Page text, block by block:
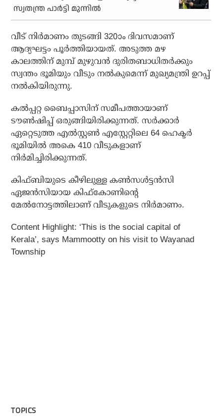
സ്വതന്ത്ര പാര്‍ട്ടി മുന്നില്‍
വീട് നിര്‍മാണം തുടങ്ങി 320ാം ദിവസമാണ്
ആദ്യഘട്ടം പൂര്‍ത്തിയായത്. അടുത്ത മഴ
കാലത്തിന് മുമ്പ് മുഴുവന്‍ ദുരിതബാധിതര്‍ക്കും
സ്വന്തം ഭൂമിയും വീടും നല്‍കുമെന്ന് മുഖ്യമന്ത്രി ഉറപ്പ്
നല്‍കിയിരുന്നു.
കല്‍പ്പറ്റ ബൈപ്പാസിന് സമീപത്തായാണ്
ടൗണ്‍ഷിപ്പ് ഒരുങ്ങിയിരിക്കുന്നത്. സര്‍ക്കാര്‍
ഏറ്റെടുത്ത എല്‍സ്റ്റണ്‍ എസ്റ്റേറ്റിലെ 64 ഹെക്ടര്‍
ഭൂമിയില്‍ അകെ 410 വീടുകളാണ്
നിര്‍മിച്ചിരിക്കുന്നത്.
കിഫ്ബിയുടെ കീഴിലുള്ള കണ്‍സള്‍ട്ടന്‍സി
ഏജന്‍സിയായ കിഫ്കോണിന്റെ
മേല്‍നോട്ടത്തിലാണ് വീടുകളുടെ നിര്‍മാണം.
Content Highlight: ‘This is the social capital of
Kerala’, says Mammootty on his visit to Wayanad
Township
TOPICS